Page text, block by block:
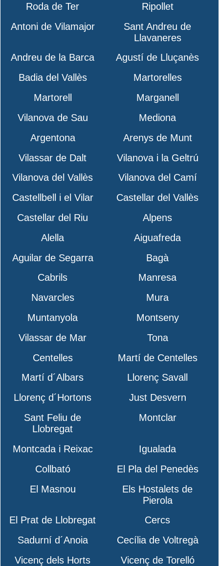
Roda de Ter
Ripollet
Antoni de Vilamajor
Sant Andreu de
Llavaneres
Andreu de la Barca
Agustí de Lluçanès
Badia del Vallès
Martorelles
Martorell
Marganell
Vilanova de Sau
Mediona
Argentona
Arenys de Munt
Vilassar de Dalt
Vilanova i la Geltrú
Vilanova del Vallès
Vilanova del Camí
Castellbell i el Vilar
Castellar del Vallès
Castellar del Riu
Alpens
Alella
Aiguafreda
Aguilar de Segarra
Bagà
Cabrils
Manresa
Navarcles
Mura
Muntanyola
Montseny
Vilassar de Mar
Tona
Centelles
Martí de Centelles
Martí d´Albars
Llorenç Savall
Llorenç d´Hortons
Just Desvern
Sant Feliu de
Llobregat
Montclar
Montcada i Reixac
Igualada
Collbató
El Pla del Penedès
El Masnou
Els Hostalets de
Pierola
El Prat de Llobregat
Cercs
Sadurní d´Anoia
Cecília de Voltregà
Vicenç dels Horts
Vicenç de Torelló